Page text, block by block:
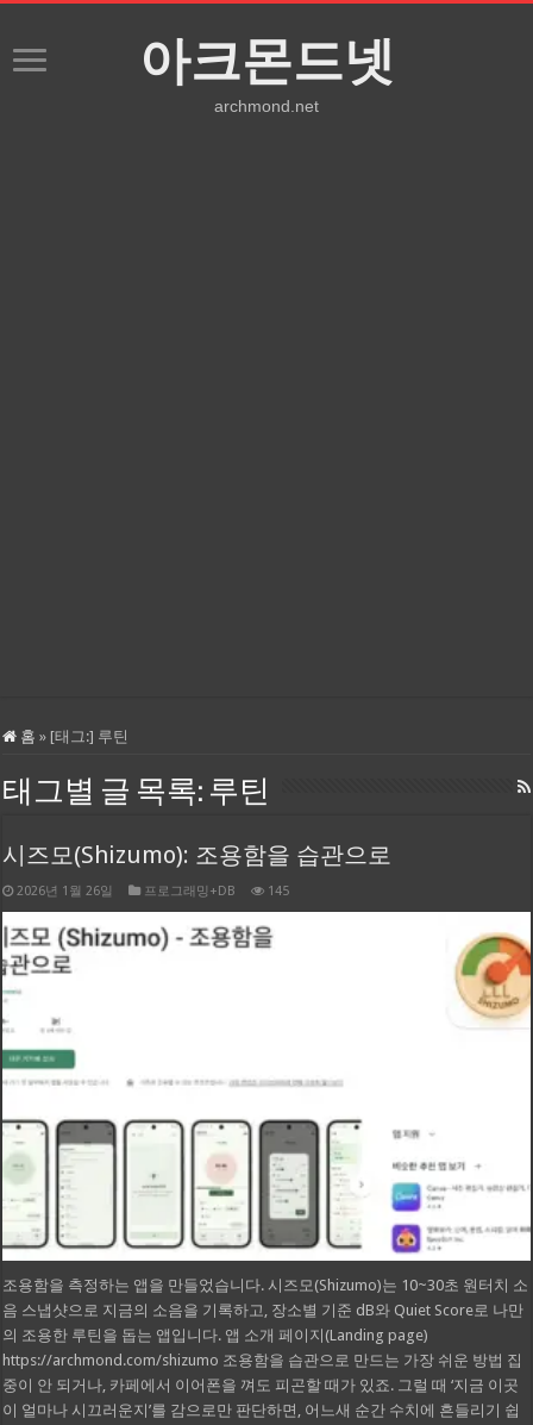
아크몬드넷
archmond.net
홈 » [태그:] 루틴
태그별 글 목록: 루틴
시즈모(Shizumo): 조용함을 습관으로
2026년 1월 26일 프로그래밍+DB 145
조용함을 측정하는 앱을 만들었습니다. 시즈모(Shizumo)는 10~30초 원터치 소
음 스냅샷으로 지금의 소음을 기록하고, 장소별 기준 dB와 Quiet Score로 나만
의 조용한 루틴을 돕는 앱입니다. 앱 소개 페이지(Landing page)
https://archmond.com/shizumo 조용함을 습관으로 만드는 가장 쉬운 방법 집
중이 안 되거나, 카페에서 이어폰을 껴도 피곤할 때가 있죠. 그럴 때 ‘지금 이곳
이 얼마나 시끄러운지’를 감으로만 판단하면, 어느새 순간 수치에 흔들리기 쉽